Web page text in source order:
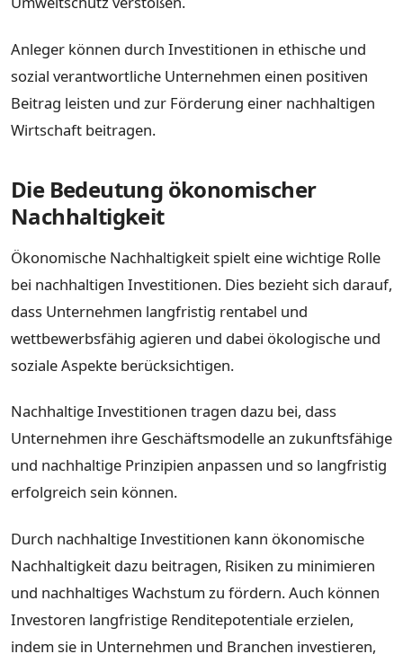
Anleger können durch Investitionen in ethische und
sozial verantwortliche Unternehmen einen positiven
Beitrag leisten und zur Förderung einer nachhaltigen
Wirtschaft beitragen.
Die Bedeutung ökonomischer
Nachhaltigkeit
Ökonomische Nachhaltigkeit spielt eine wichtige Rolle
bei nachhaltigen Investitionen. Dies bezieht sich darauf,
dass Unternehmen langfristig rentabel und
wettbewerbsfähig agieren und dabei ökologische und
soziale Aspekte berücksichtigen.
Nachhaltige Investitionen tragen dazu bei, dass
Unternehmen ihre Geschäftsmodelle an zukunftsfähige
und nachhaltige Prinzipien anpassen und so langfristig
erfolgreich sein können.
Durch nachhaltige Investitionen kann ökonomische
Nachhaltigkeit dazu beitragen, Risiken zu minimieren
und nachhaltiges Wachstum zu fördern. Auch können
Investoren langfristige Renditepotentiale erzielen,
indem sie in Unternehmen und Branchen investieren,